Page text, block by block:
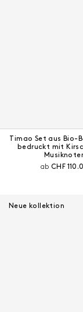
Timao Set aus Bio-
bedruckt mit
abAktueller
CHF
Neue kollektion